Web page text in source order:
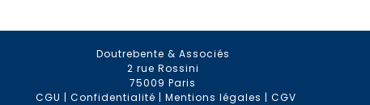
Doutrebente & Associés
2 rue Rossini
75009 Paris
CGU |Confidentialité |Mentions légales |CGV